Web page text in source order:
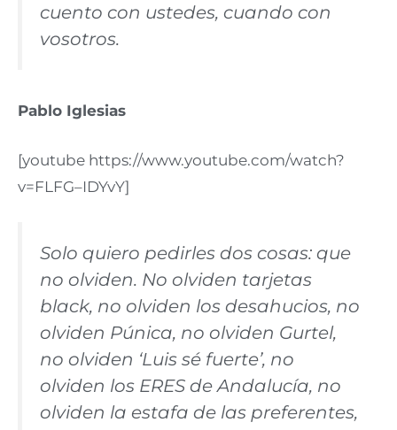
cuento con ustedes, cuando con
vosotros.
Pablo Iglesias
[youtube https://www.youtube.com/watch?
v=FLFG–IDYvY]
Solo quiero pedirles dos cosas: que
no olviden. No olviden tarjetas
black, no olviden los desahucios, no
olviden Púnica, no olviden Gurtel,
no olviden ‘Luis sé fuerte’, no
olviden los ERES de Andalucía, no
olviden la estafa de las preferentes,